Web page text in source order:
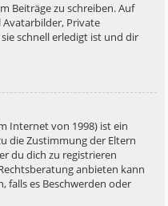
Beiträge zu schreiben. Auf
Private
schnell erledigt ist und dir
Internet von 1998) ist ein
die Zustimmung der Eltern
du dich zu registrieren
anbieten kann
falls es Beschwerden oder